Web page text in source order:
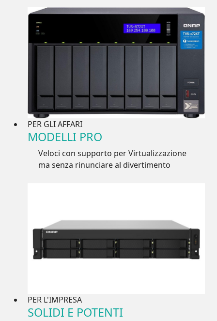
PER GLI AFFARI
MODELLI PRO
Veloci con supporto per Virtualizzazione
ma senza rinunciare al divertimento
PER L'IMPRESA
SOLIDI E POTENTI